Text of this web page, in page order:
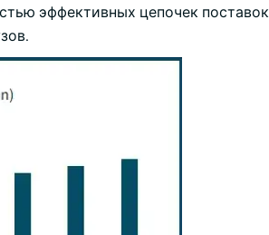
эффективных цепочек поставок